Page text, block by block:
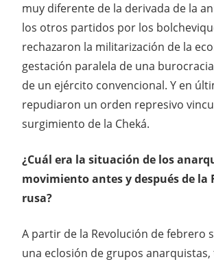
muy diferente de la derivada de la
los otros partidos por los
rechazaron la militarización de la
gestación paralela de una
de un ejército convencional. Y en
repudiaron un orden represivo
surgimiento de la Cheká.
¿Cuál era la situación de los
movimiento antes y después de la
rusa?
A partir de la Revolución de febrero
una eclosión de grupos